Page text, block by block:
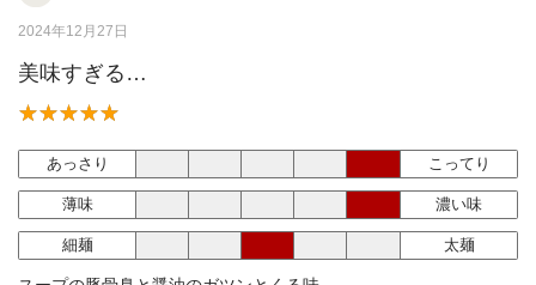
2024年12月27日
美味すぎる…
あっさり こってり
薄味 濃い味
細麺 太麺